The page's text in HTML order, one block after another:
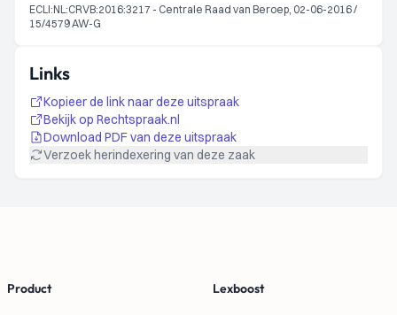
ECLI:NL:CRVB:2016:3217 - Centrale Raad van Beroep, 02-06-2016 /
15/4579 AW-G
Links
Kopieer de link naar deze uitspraak
Bekijk op Rechtspraak.nl
Download PDF van deze uitspraak
Verzoek herindexering van deze zaak
Product Lexboost